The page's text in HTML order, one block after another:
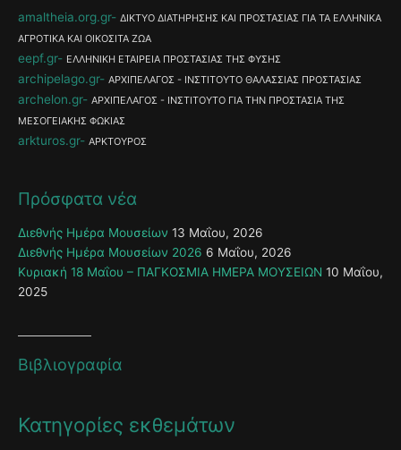
amaltheia.org.gr
ΔΙΚΤΥΟ ΔΙΑΤΗΡΗΣΗΣ ΚΑΙ ΠΡΟΣΤΑΣΙΑΣ ΓΙΑ ΤΑ ΕΛΛΗΝΙΚΑ
ΑΓΡΟΤΙΚΑ ΚΑΙ ΟΙΚΟΣΙΤΑ ΖΩΑ
eepf.gr ΕΛΛΗΝΙΚΗ ΕΤΑΙΡΕΙΑ ΠΡΟΣΤΑΣΙΑΣ ΤΗΣ ΦΥΣΗΣ
archipelago.gr ΑΡΧΙΠΕΛΑΓΟΣ - ΙΝΣΤΙΤΟΥΤΟ ΘΑΛΑΣΣΙΑΣ ΠΡΟΣΤΑΣΙΑΣ
archelon.gr
ΑΡΧΙΠΕΛΑΓΟΣ - ΙΝΣΤΙΤΟΥΤΟ ΓΙΑ ΤΗΝ ΠΡΟΣΤΑΣΙΑ ΤΗΣ
ΜΕΣΟΓΕΙΑΚΗΣ ΦΩΚΙΑΣ
arkturos.gr ΑΡΚΤΟΥΡΟΣ
Πρόσφατα νέα
Διεθνής Ημέρα Μουσείων 13 Μαΐου, 2026
Διεθνής Ημέρα Μουσείων 2026 6 Μαΐου, 2026
Κυριακή 18 Μαΐου – ΠΑΓΚΟΣΜΙΑ ΗΜΕΡΑ ΜΟΥΣΕΙΩΝ 10 Μαΐου,
2025
Βιβλιογραφία
Κατηγορίες εκθεμάτων